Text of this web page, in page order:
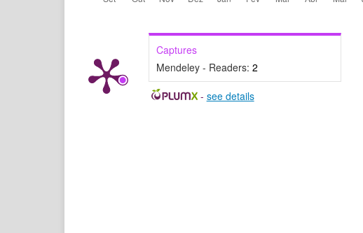
Captures
Mendeley - Readers: 2
- see details